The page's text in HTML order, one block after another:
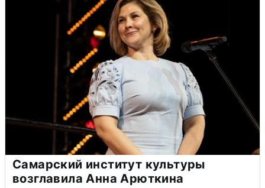
Самарский институт культуры
возглавила Анна Арюткина